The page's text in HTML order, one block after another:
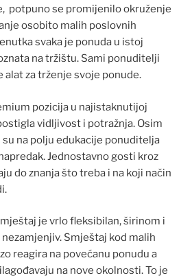
potpuno se promijenilo okruženje
osobito malih poslovnih
svaka je ponuda u istoj
na tržištu. Sami ponuditelji
alat za trženje svoje ponude.
pozicija u najistaknutijoj
vidljivost i potražnja. Osim
na polju edukacije ponuditelja
Jednostavno gosti kroz
do znanja što treba i na koji način
je vrlo fleksibilan, širinom i
Smještaj kod malih
reagira na povećanu ponudu a
na nove okolnosti. To je